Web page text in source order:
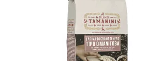
Halbweißmehl
Vollkorn
Weißmehl